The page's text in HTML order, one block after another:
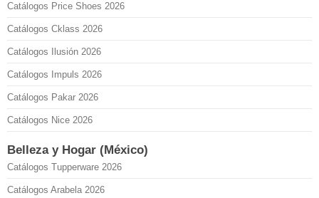
Catálogos Price Shoes 2026
Catálogos Cklass 2026
Catálogos Ilusión 2026
Catálogos Impuls 2026
Catálogos Pakar 2026
Catálogos Nice 2026
Belleza y Hogar (México)
Catálogos Tupperware 2026
Catálogos Arabela 2026